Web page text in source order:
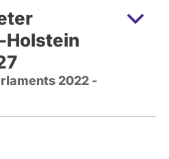
Holstein
2022 -